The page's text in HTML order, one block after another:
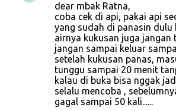
dear mbak Ratna,
coba cek di api, pakai api
yang sudah di panasin dulu
airnya kukusan juga jangan
jangan sampai keluar
setelah kukusan panas,
tunggu sampai 20 menit
kalau di buka bisa nggak
selalu mencoba ,
gagal sampai 50 kali......